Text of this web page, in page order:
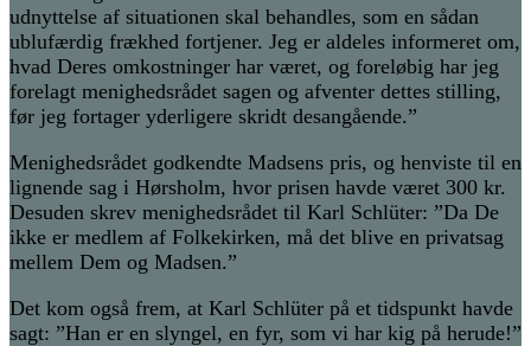
udnyttelse af situationen skal behandles, som en sådan
ublufærdig frækhed fortjener. Jeg er aldeles informeret om,
hvad Deres omkostninger har været, og foreløbig har jeg
forelagt menighedsrådet sagen og afventer dettes stilling,
før jeg fortager yderligere skridt desangående.”
Menighedsrådet godkendte Madsens pris, og henviste til en
lignende sag i Hørsholm, hvor prisen havde været 300 kr.
Desuden skrev menighedsrådet til Karl Schlüter: ”Da De
ikke er medlem af Folkekirken, må det blive en privatsag
mellem Dem og Madsen.”
Det kom også frem, at Karl Schlüter på et tidspunkt havde
sagt: ”Han er en slyngel, en fyr, som vi har kig på herude!”